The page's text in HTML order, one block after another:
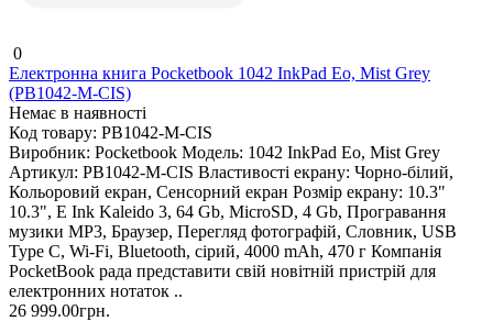
0
Електронна книга Pocketbook 1042 InkPad Eo, Mist Grey
(PB1042-M-CIS)
Немає в наявності
Код товару: PB1042-M-CIS
Виробник: Pocketbook Модель: 1042 InkPad Eo, Mist Grey
Артикул: PB1042-M-CIS Властивості екрану: Чорно-білий,
Кольоровий екран, Сенсорний екран Розмір екрану: 10.3"
10.3", E Ink Kaleido 3, 64 Gb, MicroSD, 4 Gb, Програвання
музики MP3, Браузер, Перегляд фотографій, Словник, USB
Type C, Wi-Fi, Bluetooth, сірий, 4000 mAh, 470 г Компанія
PocketBook рада представити свій новітній пристрій для
електронних нотаток ..
26 999.00грн.